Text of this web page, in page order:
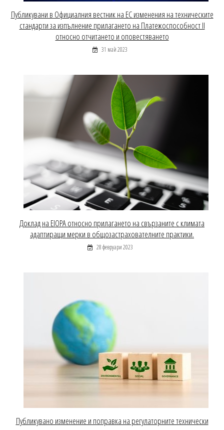
Публикувани в Официалния вестник на ЕС изменения на техническите
стандарти за изпълнение прилагането на Платежоспособност ІІ
относно отчитането и оповестяването
31 май 2023
Доклад на EIOPA относно прилагането на свързаните с климата
адаптиращи мерки в общозастрахователните практики.
28 февруари 2023
Публикувано изменение и поправка на регулаторните технически